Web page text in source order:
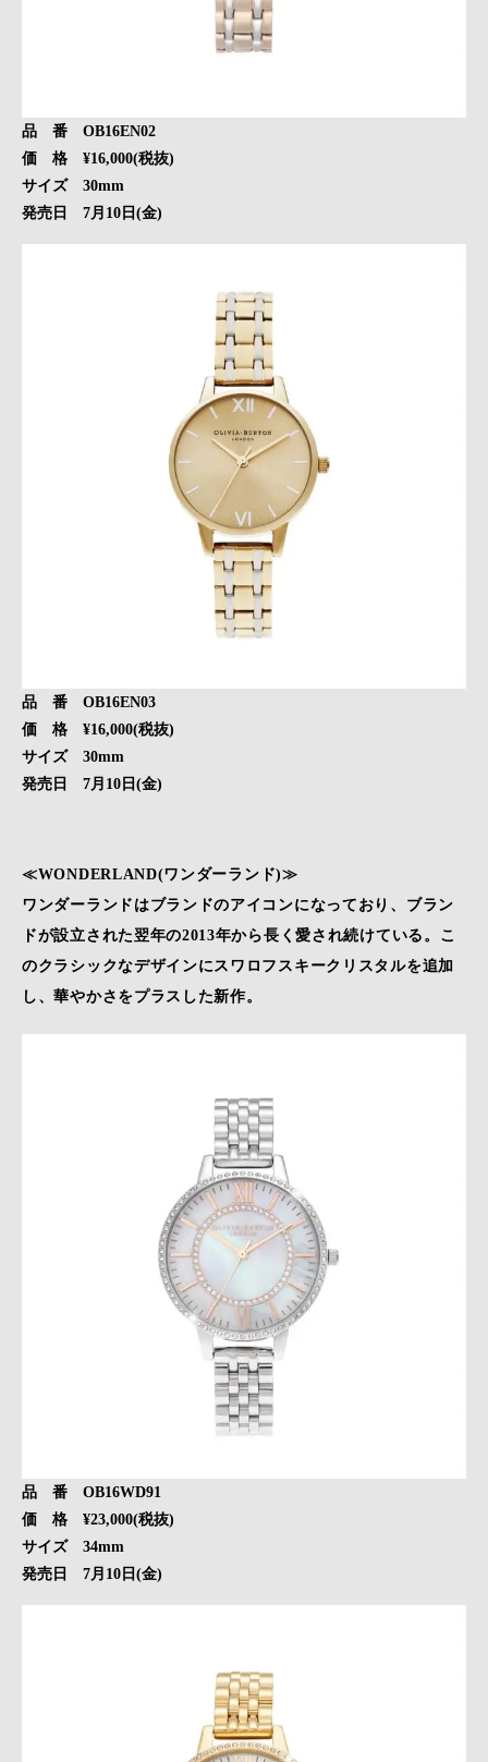
品 番 OB16EN02
価 格 ¥16,000(税抜)
サイズ 30mm
発売日 7月10日(金)
品 番 OB16EN03
価 格 ¥16,000(税抜)
サイズ 30mm
発売日 7月10日(金)
≪WONDERLAND(ワンダーランド)≫
ワンダーランドはブランドのアイコンになっており、ブラン
ドが設立された翌年の2013年から長く愛され続けている。こ
のクラシックなデザインにスワロフスキークリスタルを追加
し、華やかさをプラスした新作。
品 番 OB16WD91
価 格 ¥23,000(税抜)
サイズ 34mm
発売日 7月10日(金)